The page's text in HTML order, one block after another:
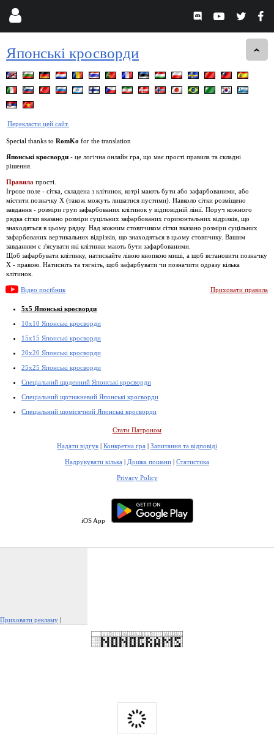
Японські кросворди
Перекласти цей сайт.
Special thanks to RomKo for the translation
Японські кросворди - це логічна онлайн гра, що має прості правила та складні
рішення.
Правила прості.
Ігрове поле - сітка, складена з клітинок, котрі мають бути або зафарбованими, або
містити позначку Х (також можуть лишатися пустими). Навколо сітки розміщено
завдання - розміри груп зафарбованих клітинок у відповідній лінії. Поруч кожного
рядка сітки вказано розміри суцільних зафарбованих горизонтальних відрізків, що
знаходяться в цьому рядку. Над кожним стовпчиком сітки вказано розміри суцільних
зафарбованих вертикальних відрізків, що знаходяться в цьому стовпчику. Вашим
завданням є з'ясувати які клітинки мають бути зафарбованими.
Щоб зафарбувати клітинку, натискайте лівою кнопкою миші, а щоб встановити позначку
Х - правою. Натисніть та тягніть, щоб зафарбувати чи позначити одразу кілька
клітинок.
Відео посібник Приховати правила
5x5 Японські кросворди
10x10 Японські кросворди
15x15 Японські кросворди
20x20 Японські кросворди
25x25 Японські кросворди
Спеціальний щоденний Японські кросворди
Спеціальний щотижневий Японські кросворди
Спеціальний щомісячний Японські кросворди
Стати Патроном
Надати відгук | Конкретна гра | Запитання та відповіді
Надрукувати кілька | Дошка пошани | Статистика
Privacy Policy
iOS App
Приховати рекламу |